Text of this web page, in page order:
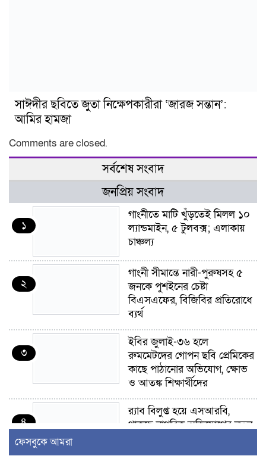
সাঈদীর ছবিতে জুতা নিক্ষেপকারীরা ‘জারজ সন্তান’:
আমির হামজা
Comments are closed.
সর্বশেষ সংবাদ
জনপ্রিয় সংবাদ
১
গাংনীতে মাটি খুঁড়তেই মিলল ১০
ল্যান্ডমাইন, ৫ টুলবক্স; এলাকায়
চাঞ্চল্য
২
গাংনী সীমান্তে নারী-পুরুষসহ ৫
জনকে পুশইনের চেষ্টা
বিএসএফের, বিজিবির প্রতিরোধে
ব্যর্থ
৩
ইবির জুলাই-৩৬ হলে
রুমমেটদের গোপন ছবি প্রেমিকের
কাছে পাঠানোর অভিযোগ, ক্ষোভ
ও আতঙ্ক শিক্ষার্থীদের
৪
র‍্যাব বিলুপ্ত হয়ে এসআরবি,
থাকছে নাগরিক অভিযোগের নতুন
ফেসবুকে আমরা